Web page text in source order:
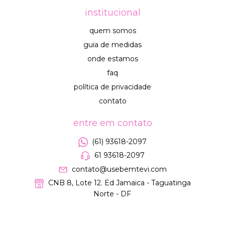
institucional
quem somos
guia de medidas
onde estamos
faq
política de privacidade
contato
entre em contato
(61) 93618-2097
61 93618-2097
contato@usebemtevi.com
CNB 8, Lote 12. Ed Jamaica - Taguatinga
Norte - DF